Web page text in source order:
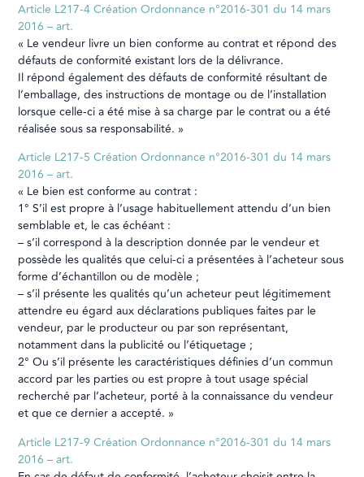
Article L217-4 Création Ordonnance n°2016-301 du 14 mars
2016 – art.
« Le vendeur livre un bien conforme au contrat et répond des
défauts de conformité existant lors de la délivrance.
Il répond également des défauts de conformité résultant de
l’emballage, des instructions de montage ou de l’installation
lorsque celle-ci a été mise à sa charge par le contrat ou a été
réalisée sous sa responsabilité. »
Article L217-5 Création Ordonnance n°2016-301 du 14 mars
2016 – art.
« Le bien est conforme au contrat :
1° S’il est propre à l’usage habituellement attendu d’un bien
semblable et, le cas échéant :
– s’il correspond à la description donnée par le vendeur et
possède les qualités que celui-ci a présentées à l’acheteur sous
forme d’échantillon ou de modèle ;
– s’il présente les qualités qu’un acheteur peut légitimement
attendre eu égard aux déclarations publiques faites par le
vendeur, par le producteur ou par son représentant,
notamment dans la publicité ou l’étiquetage ;
2° Ou s’il présente les caractéristiques définies d’un commun
accord par les parties ou est propre à tout usage spécial
recherché par l’acheteur, porté à la connaissance du vendeur
et que ce dernier a accepté. »
Article L217-9 Création Ordonnance n°2016-301 du 14 mars
2016 – art.